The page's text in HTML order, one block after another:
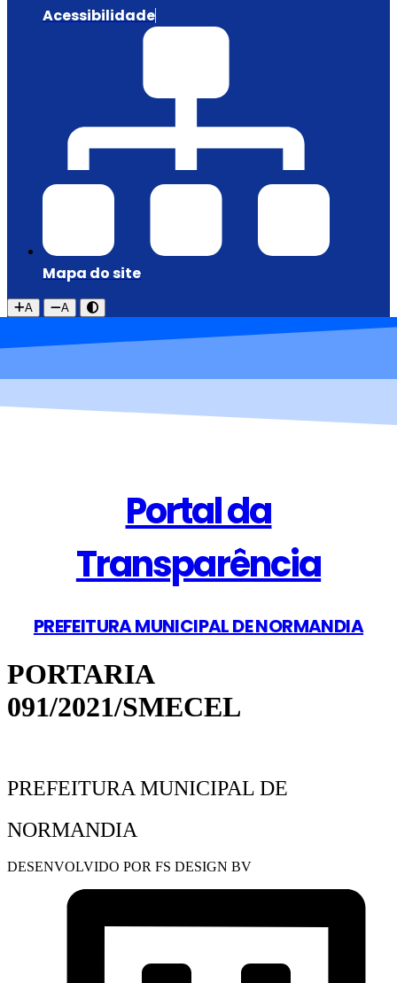
Acessibilidade
Mapa do site
A A
Portal da
Transparência
PREFEITURA MUNICIPAL DE NORMANDIA
PORTARIA
091/2021/SMECEL
PREFEITURA MUNICIPAL DE
NORMANDIA
DESENVOLVIDO POR FS DESIGN BV